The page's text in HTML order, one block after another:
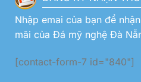
Nhập emai của bạn để
mãi của Đá mỹ nghệ Đà
[contact-form-7 id="840"]